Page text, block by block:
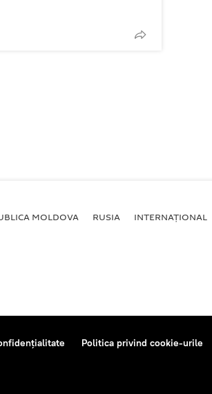
MOLDOVA RUSIA INTERNAȚIONAL
Politica privind cookie-urile